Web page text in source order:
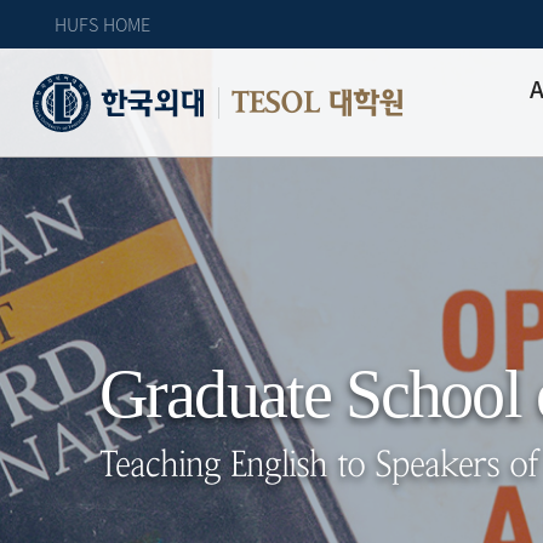
HUFS HOME
TESOL 대학원
Graduate
Teaching English to Speakers